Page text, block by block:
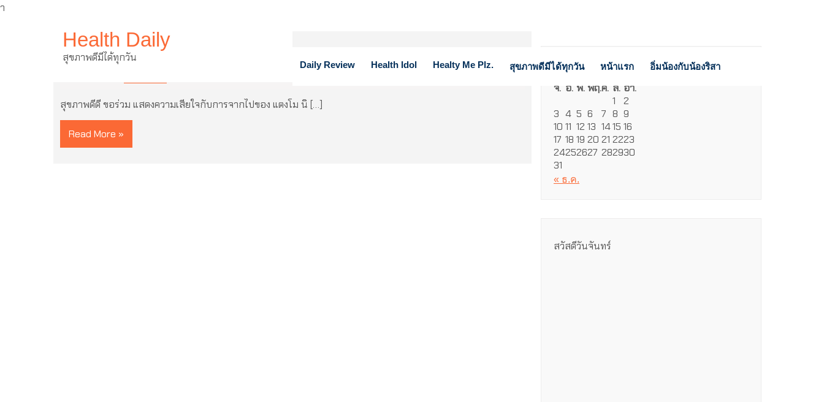
ำ
Health Daily
สุขภาพดีมีได้ทุกวัน
Daily Review Health Idol Healty Me Plz. สุขภาพดีมีได้ทุกวัน หน้าแรก อิ่มน้องกับน้องริสา
แสดงความเสียใจกับการจากไปของ แตงโม นิดา
สุขภาพดีดี ขอร่วม แสดงความเสียใจกับการจากไปของ แตงโม นิ […]
Read More »
สิงหาคม 2026
จ. อ. พ.พฤ.ศ. ส. อา.
1
2
3 4 5 6 7 8 9
10 11 12 13 1415 16
17 18 19 20 21 2223
24252627 282930
31
« ธ.ค.
สวัสดีวันจันทร์